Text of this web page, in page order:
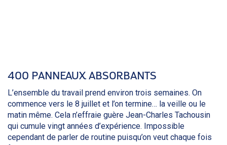
400 PANNEAUX ABSORBANTS
L’ensemble du travail prend environ trois semaines. On
commence vers le 8 juillet et l’on termine… la veille ou le
matin même. Cela n’effraie guère Jean-Charles Tachousin
qui cumule vingt années d’expérience. Impossible
cependant de parler de routine puisqu’on veut chaque fois